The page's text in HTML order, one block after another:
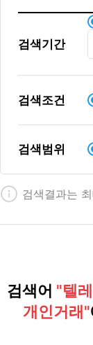
검색기간
검색조건
검색범위
검색결과는
검색어 "텔
개인거래"